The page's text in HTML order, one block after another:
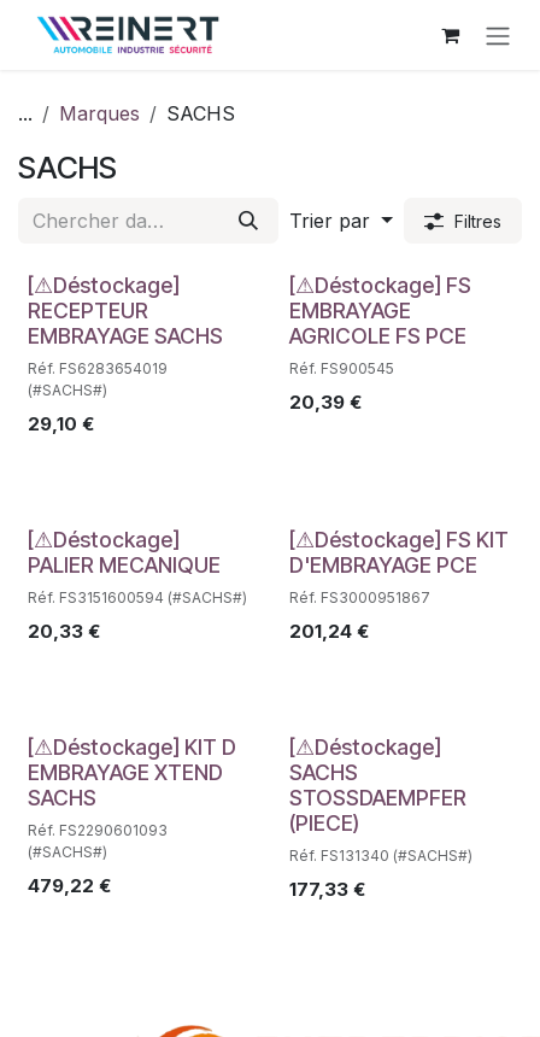
Se rendre au contenu
... Marques SACHS
SACHS
Trier par Filtres
Déstockage
[⚠Déstockage]
RECEPTEUR
EMBRAYAGE SACHS
Réf. FS6283654019
(#SACHS#)
29,10 €
Déstockage
[⚠Déstockage] FS
EMBRAYAGE
AGRICOLE FS PCE
Réf. FS900545
20,39€
Déstockage
[⚠Déstockage]
PALIER MECANIQUE
Réf. FS3151600594 (#SACHS#)
20,33 €
Déstockage
[⚠Déstockage] FS KIT
D'EMBRAYAGE PCE
Réf. FS3000951867
201,24€
Déstockage
[⚠Déstockage] KIT D
EMBRAYAGE XTEND
SACHS
Réf. FS2290601093
(#SACHS#)
479,22 €
Déstockage
[⚠Déstockage]
SACHS
STOSSDAEMPFER
(PIECE)
Réf. FS131340 (#SACHS#)
177,33€